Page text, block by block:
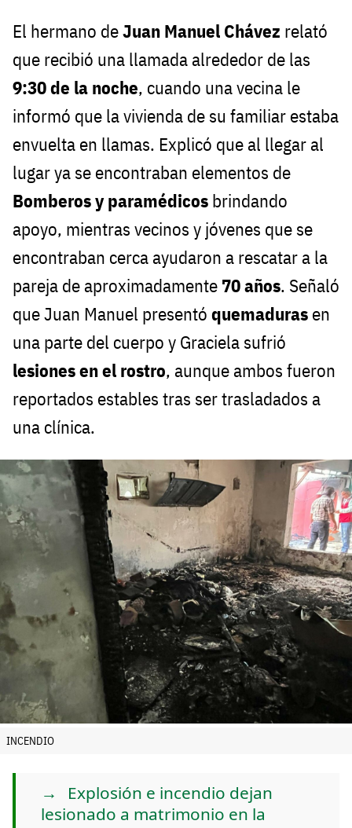
El hermano deJuan Manuel Chávez relató
que recibió una llamada alrededor de las
9:30 de la noche, cuando una vecina le
informó que la vivienda de su familiar estaba
envuelta en llamas. Explicó que al llegar al
lugar ya se encontraban elementos de
Bomberos y paramédicos brindando
apoyo, mientras vecinos y jóvenes que se
encontraban cerca ayudaron a rescatar a la
pareja de aproximadamente 70 años. Señaló
que Juan Manuel presentó quemaduras en
una parte del cuerpo y Graciela sufrió
lesiones en el rostro, aunque ambos fueron
reportados estables tras ser trasladados a
una clínica.
INCENDIO
Explosión e incendio dejan
lesionado a matrimonio en la